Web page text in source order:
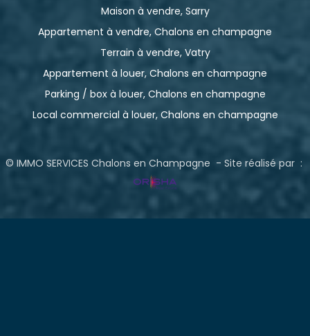
Maison à vendre, Sarry
Appartement à vendre, Chalons en champagne
Terrain à vendre, Vatry
Appartement à louer, Chalons en champagne
Parking / box à louer, Chalons en champagne
Local commercial à louer, Chalons en champagne
© IMMO SERVICES Chalons en Champagne - Site réalisé par :